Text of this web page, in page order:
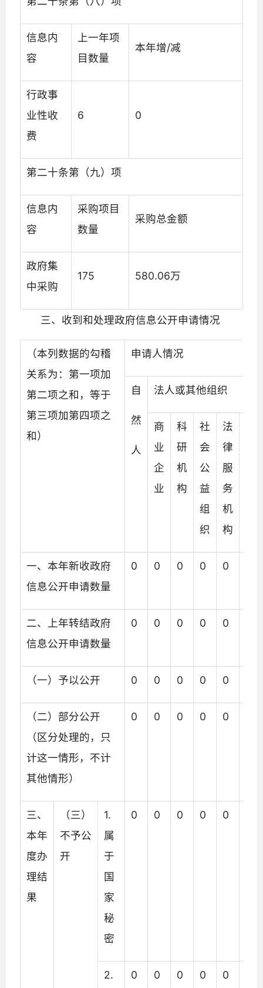
信息内
容
上一年项
目数量
本年增/减
行政事
业性收
费
6 0
第二十条第（九）项
信息内
容
采购项目
数量
采购总金额
政府集
中采购
175 580.06万
三、收到和处理政府信息公开申请情况
（本列数据的勾稽
关系为：第一项加
第二项之和，等于
第三项加第四项之
和）
申请人情况
自
然
人
法人或其他组织
商
业
企
业
科
研
机
构
社
会
公
益
组
织
法
律
服
务
机
构
一、本年新收政府
信息公开申请数量
0 0 0 0 0
二、上年转结政府
信息公开申请数量
0 0 0 0 0
（一）予以公开 0 0 0 0 0
（二）部分公开
（区分处理的，只
计这一情形，不计
其他情形）
0 0 0 0 0
三、
本年
度办
理结
果
（三）
不予公
开
1.
属
于
国
家
秘
密
0 0 0 0 0
2.
0 0 0 0 0